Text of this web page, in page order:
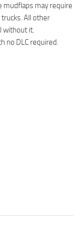
mudflaps may require
All other
without it.
no DLC required.